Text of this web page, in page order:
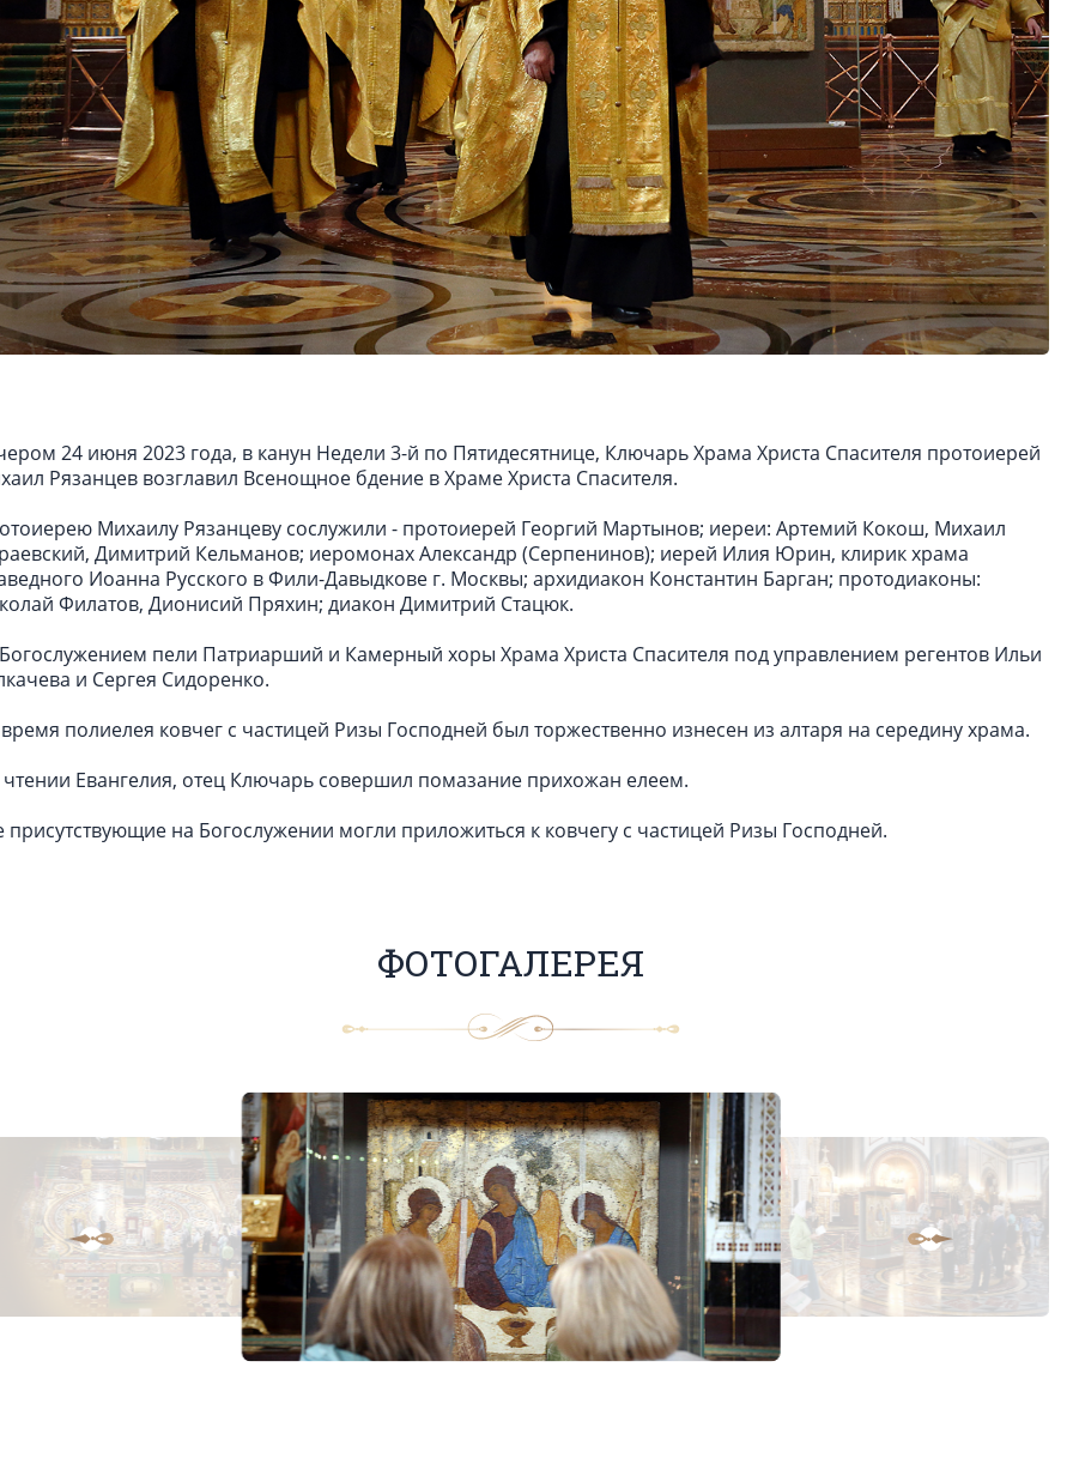
24 июня 2023 года, в канун Недели 3-й по Пятидесятнице, Ключарь Храма Христа Спасителя протоиерей
Рязанцев возглавил Всенощное бдение в Храме Христа Спасителя.
Михаилу Рязанцеву сослужили - протоиерей Георгий Мартынов; иереи: Артемий Кокош, Михаил
Димитрий Кельманов; иеромонах Александр (Серпенинов); иерей Илия Юрин, клирик храма
Иоанна Русского в Фили-Давыдкове г. Москвы; архидиакон Константин Барган; протодиаконы:
Филатов, Дионисий Пряхин; диакон Димитрий Стацюк.
пели Патриарший и Камерный хоры Храма Христа Спасителя под управлением регентов Ильи
и Сергея Сидоренко.
полиелея ковчег с частицей Ризы Господней был торжественно изнесен из алтаря на середину храма.
Евангелия, отец Ключарь совершил помазание прихожан елеем.
присутствующие на Богослужении могли приложиться к ковчегу с частицей Ризы Господней.
ФОТОГАЛЕРЕЯ